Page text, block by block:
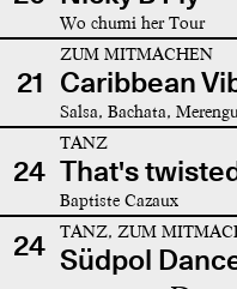
Wo chumi her Tour
21
ZUM MITMACHEN
Caribbean
Salsa, Bachata,
24
TANZ
That's
Baptiste Cazaux
24 TANZ, ZUM
Südpol